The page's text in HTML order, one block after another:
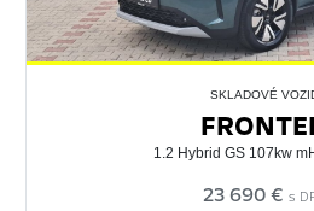
SKLADOVÉ
1.2 Hybrid GS 107kw
23 690 € s